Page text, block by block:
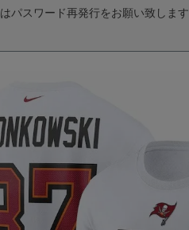
パスワード再発行をお願い致します